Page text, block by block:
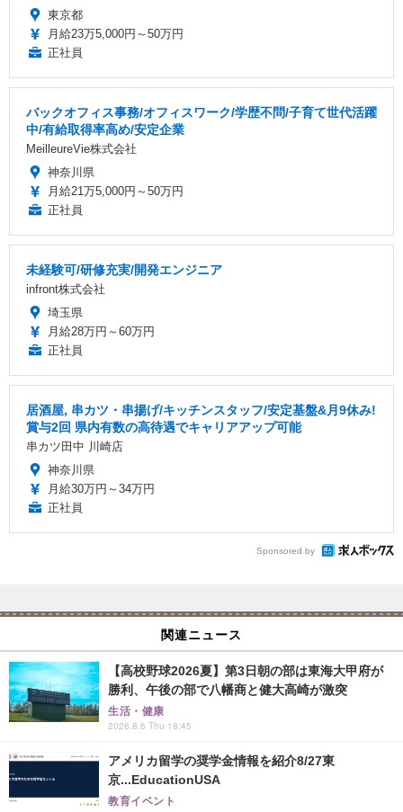
東京都
月給23万5,000円～50万円
正社員
バックオフィス事務/オフィスワーク/学歴不問/子育て世代活躍
中/有給取得率高め/安定企業
MeilleureVie株式会社
神奈川県
月給21万5,000円～50万円
正社員
未経験可/研修充実/開発エンジニア
infront株式会社
埼玉県
月給28万円～60万円
正社員
居酒屋, 串カツ・串揚げ/キッチンスタッフ/安定基盤&月9休み!
賞与2回 県内有数の高待遇でキャリアアップ可能
串カツ田中 川崎店
神奈川県
月給30万円～34万円
正社員
Sponsored by
関連ニュース
【高校野球2026夏】第3日朝の部は東海大甲府が
勝利、午後の部で八幡商と健大高崎が激突
生活・健康
2026.8.6 Thu 18:45
アメリカ留学の奨学金情報を紹介8/27東
京...EducationUSA
教育イベント